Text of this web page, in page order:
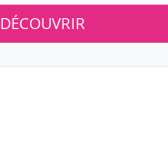
DÉCOUVRIR